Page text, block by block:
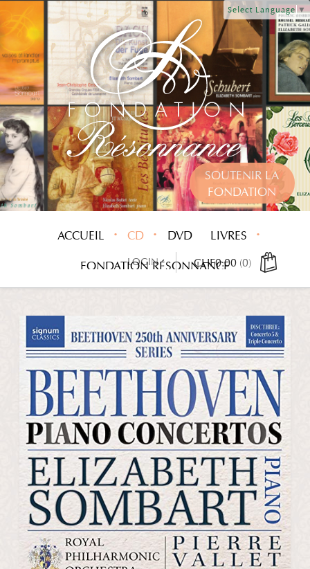
Select Language ▼
SOUTENIR LA
FONDATION
ACCUEIL CD DVD LIVRES
FONDATION RÉSONNANCE
CHF0.00 (0)
LOGIN